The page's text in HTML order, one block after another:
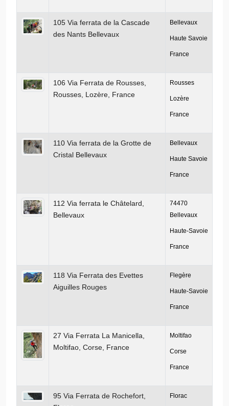
105 Via ferrata de la Cascade
des Nants Bellevaux
Bellevaux
Haute Savoie
France
106 Via Ferrata de Rousses,
Rousses, Lozère, France
Rousses
Lozère
France
110 Via ferrata de la Grotte de
Cristal Bellevaux
Bellevaux
Haute Savoie
France
112 Via ferrata le Châtelard,
Bellevaux
74470
Bellevaux
Haute-Savoie
France
118 Via Ferrata des Evettes
Aiguilles Rouges
Flegère
Haute-Savoie
France
27 Via Ferrata La Manicella,
Moltifao, Corse, France
Moltifao
Corse
France
95 Via Ferrata de Rochefort,
Florac